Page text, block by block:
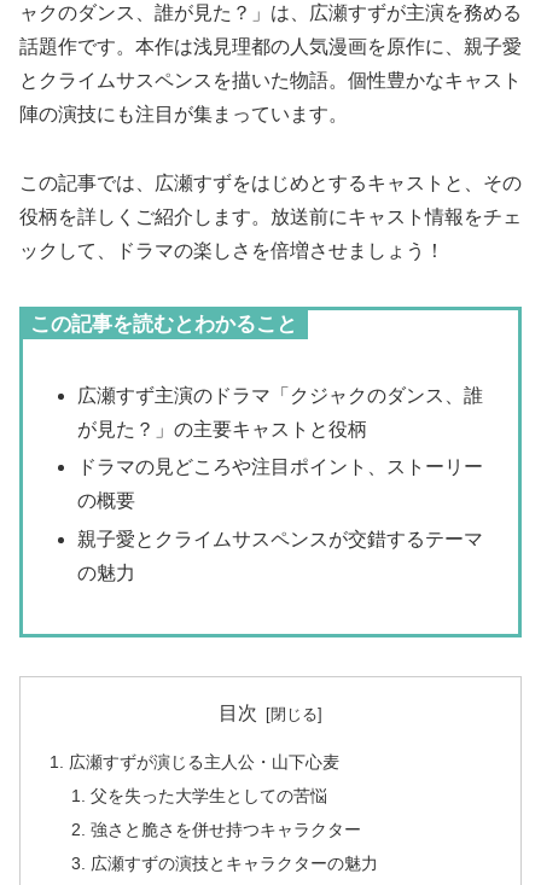
ャクのダンス、誰が見た？」は、広瀬すずが主演を務める
話題作です。本作は浅見理都の人気漫画を原作に、親子愛
とクライムサスペンスを描いた物語。個性豊かなキャスト
陣の演技にも注目が集まっています。
この記事では、広瀬すずをはじめとするキャストと、その
役柄を詳しくご紹介します。放送前にキャスト情報をチェ
ックして、ドラマの楽しさを倍増させましょう！
この記事を読むとわかること
広瀬すず主演のドラマ「クジャクのダンス、誰
が見た？」の主要キャストと役柄
ドラマの見どころや注目ポイント、ストーリー
の概要
親子愛とクライムサスペンスが交錯するテーマ
の魅力
目次
広瀬すずが演じる主人公・山下心麦
父を失った大学生としての苦悩
強さと脆さを併せ持つキャラクター
広瀬すずの演技とキャラクターの魅力